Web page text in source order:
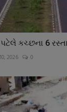
કચ્છના 6
2026 0